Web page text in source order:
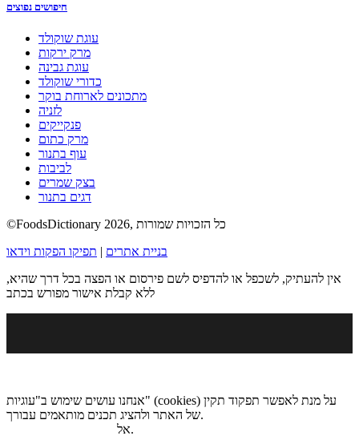
חיפושים נפוצים
עוגת שוקולד
מרק ירקות
עוגת גבינה
כדורי שוקולד
מתכונים לארוחת בוקר
לזניה
פנקייקים
מרק כתום
עוף בתנור
לביבות
בצק שמרים
דגים בתנור
©FoodsDictionary 2026, כל הזכויות שמורות
בניית אתרים
תפיקו הפקות וידאו
אין להעתיק, לשכפל או להדפיס לשם פירסום או הפצה בכל דרך שהיא,
ללא קבלת אישור מפורש בכתב
אנחנו עושים שימוש ב"עוגיות" (cookies) על מנת לאפשר תפקוד תקין
של האתר ולהציג תכנים מותאמים עבורך.
אל.